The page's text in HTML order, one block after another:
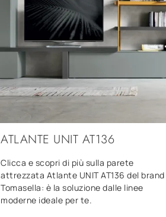
ATLANTE UNIT AT136
Clicca e scopri di più sulla parete
attrezzata Atlante UNIT AT136 del brand
Tomasella: è la soluzione dalle linee
moderne ideale per te.